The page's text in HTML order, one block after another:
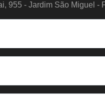
955 - Jardim São Miguel